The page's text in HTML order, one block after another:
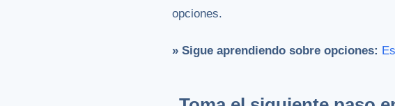
opciones.
» Sigue aprendiendo sobre opciones: